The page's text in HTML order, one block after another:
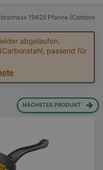
bratmaxx 19429 Pfanne
abgelaufen.
passend für
NÄCHSTES PRODUKT